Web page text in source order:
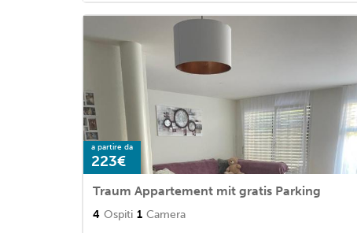
a partire da
223€
Traum Appartement mit gratis Parking
4 Ospiti 1 Camera